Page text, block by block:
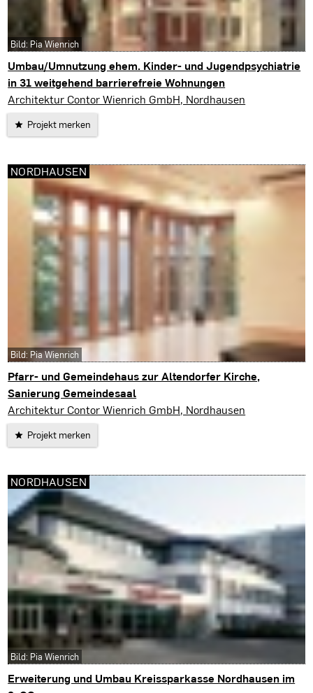
Umbau/Umnutzung ehem. Kinder- und Jugendpsychiatrie
in 31 weitgehend barrierefreie Wohnungen
Nordhausen
Architektur Contor Wienrich GmbH, Nordhausen
Projekt merken
Bild: Pia Wienrich
Pfarr- und Gemeindehaus zur Altendorfer Kirche,
Sanierung Gemeindesaal
Nordhausen
Architektur Contor Wienrich GmbH, Nordhausen
Projekt merken
NORDHAUSEN
Bild: Pia Wienrich
Erweiterung und Umbau Kreissparkasse Nordhausen im
NORDHAUSEN
Bild: Pia Wienrich